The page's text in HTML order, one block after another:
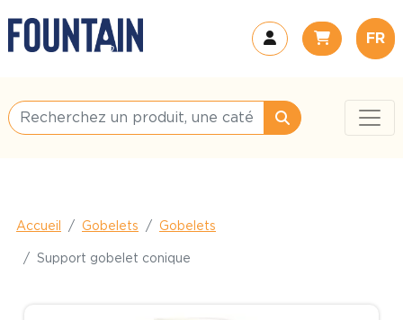
FR
Accueil Gobelets Gobelets
Support gobelet conique